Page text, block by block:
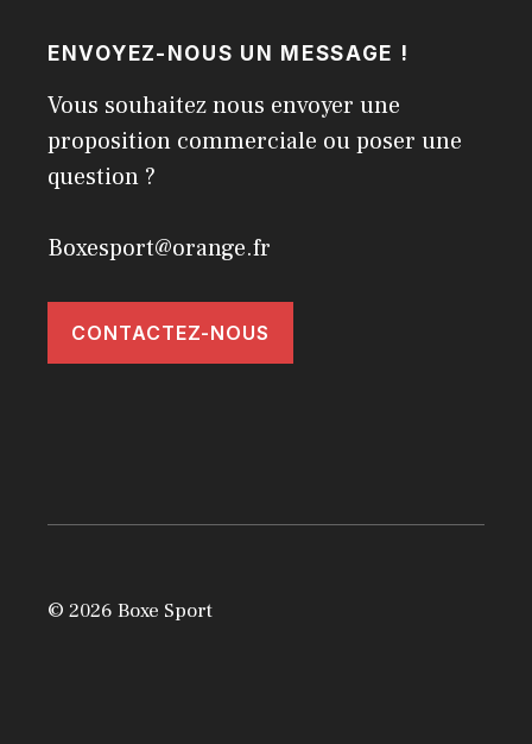
ENVOYEZ-NOUS UN MESSAGE !
Vous souhaitez nous envoyer une
proposition commerciale ou poser une
question ?
Boxesport@orange.fr
CONTACTEZ-NOUS
© 2026 Boxe Sport